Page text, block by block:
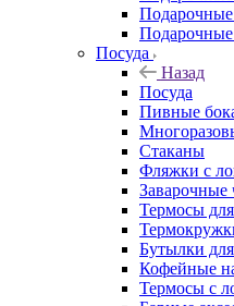
Посуда
Назад
Посуда
Пивные
Стаканы
Фляжки с
Заварочные
Термосы
Бутылки
Кофейные
Термосы с